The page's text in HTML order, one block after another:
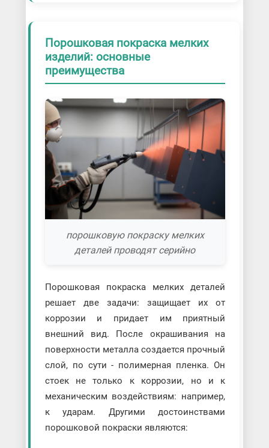
Порошковая покраска мелких
изделий: основные
преимущества
порошковую покраску мелких
деталей проводят серийно
Порошковая покраска мелких деталей
решает две задачи: защищает их от
коррозии и придает им приятный
внешний вид. После окрашивания на
поверхности металла создается прочный
слой, по сути - полимерная пленка. Он
стоек не только к коррозии, но и к
механическим воздействиям: например,
к ударам. Другими достоинствами
порошковой покраски являются: